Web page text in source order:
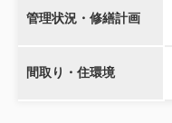
管理状況・修繕計画
間取り・住環境